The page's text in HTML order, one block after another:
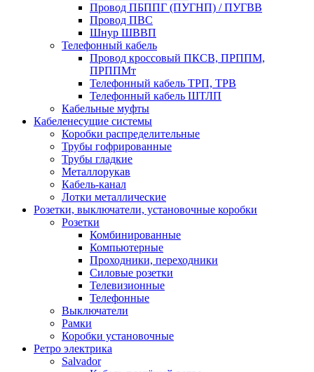
Провод ПБППГ (ПУГНП) / ПУГВВ
Провод ПВС
Шнур ШВВП
Телефонный кабель
Провод кроссовый ПКСВ, ПРППМ,
ПРППМт
Телефонный кабель ТРП, ТРВ
Телефонный кабель ШТЛП
Кабельные муфты
Кабеленесущие системы
Коробки распределительные
Трубы гофрированные
Трубы гладкие
Металлорукав
Кабель-канал
Лотки металлические
Розетки, выключатели, установочные коробки
Розетки
Комбинированные
Компьютерные
Проходники, переходники
Силовые розетки
Телевизионные
Телефонные
Выключатели
Рамки
Коробки установочные
Ретро электрика
Salvador